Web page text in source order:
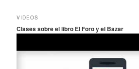
c
r
VIDEOS
Clases sobre el libro El Foro y el Bazar